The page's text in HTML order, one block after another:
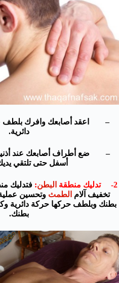
– اعقد أصابعك وافرك بلطف
دائرية.
– ضع أطراف أصابعك عند
أسفل حتى تلتقي
2- تدليك منطقة البطن: فتدليك
تخفيف آلام الطمث وتحسين
بطنك وبلطف حركها حركة دائرية
بطنك.